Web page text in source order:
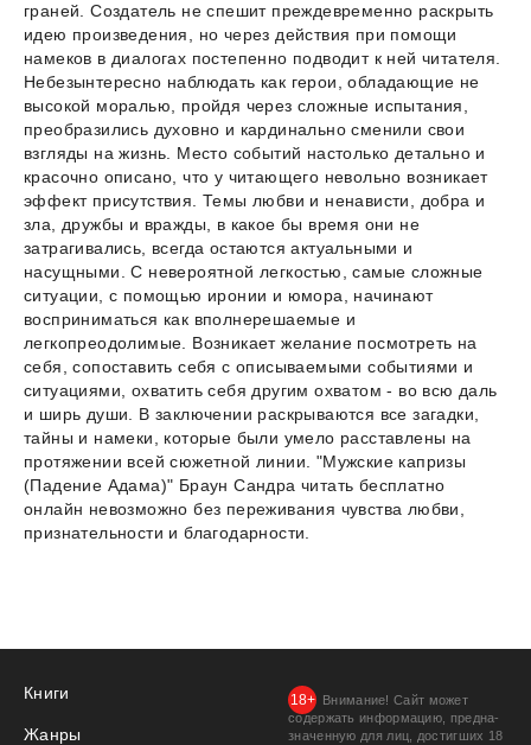
граней. Создатель не спешит преждевременно раскрыть
идею произведения, но через действия при помощи
намеков в диалогах постепенно подводит к ней читателя.
Небезынтересно наблюдать как герои, обладающие не
высокой моралью, пройдя через сложные испытания,
преобразились духовно и кардинально сменили свои
взгляды на жизнь. Место событий настолько детально и
красочно описано, что у читающего невольно возникает
эффект присутствия. Темы любви и ненависти, добра и
зла, дружбы и вражды, в какое бы время они не
затрагивались, всегда остаются актуальными и
насущными. С невероятной легкостью, самые сложные
ситуации, с помощью иронии и юмора, начинают
восприниматься как вполнерешаемые и
легкопреодолимые. Возникает желание посмотреть на
себя, сопоставить себя с описываемыми событиями и
ситуациями, охватить себя другим охватом - во всю даль
и ширь души. В заключении раскрываются все загадки,
тайны и намеки, которые были умело расставлены на
протяжении всей сюжетной линии. "Мужские капризы
(Падение Адама)" Браун Сандра читать бесплатно
онлайн невозможно без переживания чувства любви,
признательности и благодарности.
Книги
Жанры
Внимание! Сайт может
содержать информацию, предна­
значенную для лиц, дости­гших 18